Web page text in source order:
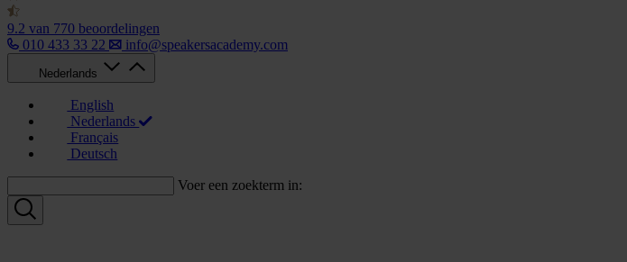
9.2 van 770 beoordelingen
010 433 33 22
info@speakersacademy.com
Nederlands
English
Nederlands
Français
Deutsch
Voer een zoekterm in: